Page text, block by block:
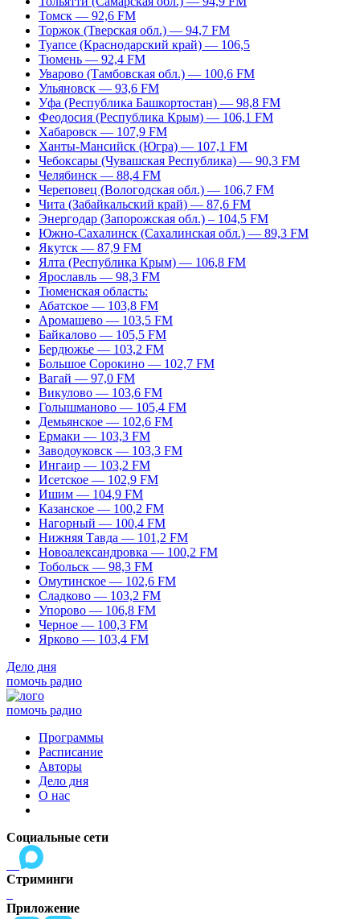
Томск — 92,6 FM
Торжок (Тверская обл.) — 94,7 FM
Туапсе (Краснодарский край) — 106,5
Тюмень — 92,4 FM
Уварово (Тамбовская обл.) — 100,6 FM
Ульяновск — 93,6 FM
Уфа (Республика Башкортостан) — 98,8 FM
Феодосия (Республика Крым) — 106,1 FM
Хабаровск — 107,9 FM
Ханты-Мансийск (Югра) — 107,1 FM
Чебоксары (Чувашская Республика) — 90,3 FM
Челябинск — 88,4 FM
Череповец (Вологодская обл.) — 106,7 FM
Чита (Забайкальский край) — 87,6 FM
Энергодар (Запорожская обл.) – 104,5 FM
Южно-Сахалинск (Сахалинская обл.) — 89,3 FM
Якутск — 87,9 FM
Ялта (Республика Крым) — 106,8 FM
Ярославль — 98,3 FM
Тюменская область:
Абатское — 103,8 FM
Аромашево — 103,5 FM
Байкалово — 105,5 FM
Бердюжье — 103,2 FM
Большое Сорокино — 102,7 FM
Вагай — 97,0 FM
Викулово — 103,6 FM
Голышманово — 105,4 FM
Демьянское — 102,6 FM
Ермаки — 103,3 FM
Заводоуковск — 103,3 FM
Ингаир — 103,2 FM
Исетское — 102,9 FM
Ишим — 104,9 FM
Казанское — 100,2 FM
Нагорный — 100,4 FM
Нижняя Тавда — 101,2 FM
Новоалександровка — 100,2 FM
Тобольск — 98,3 FM
Омутинское — 102,6 FM
Сладково — 103,2 FM
Упорово — 106,8 FM
Черное — 100,3 FM
Ярково — 103,4 FM
Дело дня
помочь радио
помочь радио
Программы
Расписание
Авторы
Дело дня
О нас
Социальные сети
Стриминги
Приложение